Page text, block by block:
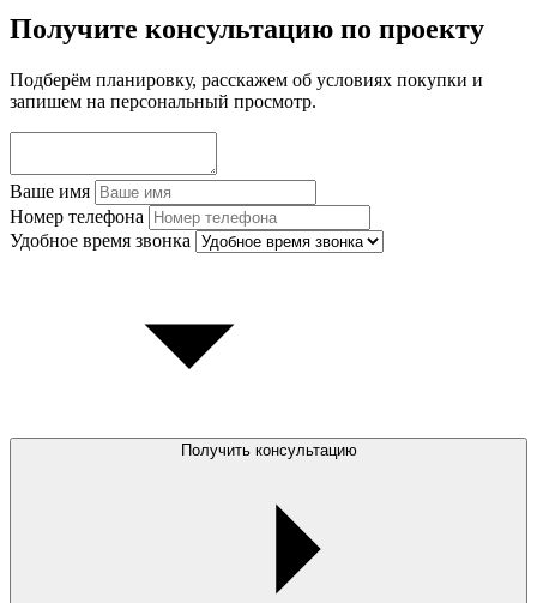
Получите консультацию по проекту
Подберём планировку, расскажем об условиях покупки и
запишем на персональный просмотр.
Ваше имя
Номер телефона
Удобное время звонка
Получить консультацию